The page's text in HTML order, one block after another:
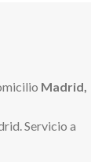
Madrid,
Servicio a